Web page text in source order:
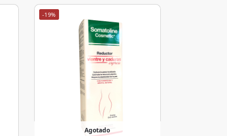
-19%
Agotado